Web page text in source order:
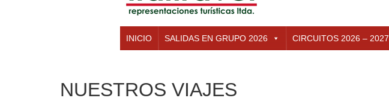
INICIO SALIDAS EN GRUPO 2026 CIRCUITOS 2026 – 2027
NUESTROS VIAJES